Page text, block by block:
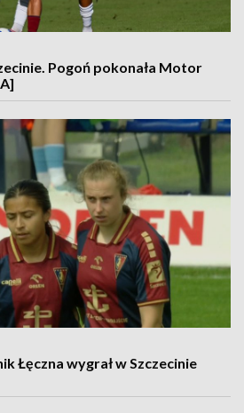
Pogoń pokonała Motor
Łęczna wygrał w Szczecinie